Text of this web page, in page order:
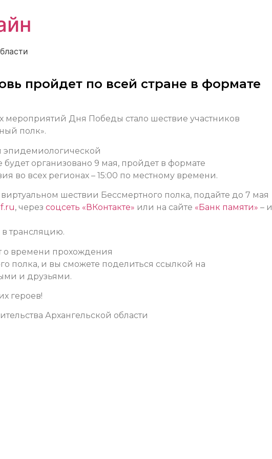
пройдет по всей стране в формате
мероприятий Дня Победы стало шествие участников
полк».
эпидемиологической
организовано 9 мая, пройдет в формате
во всех регионах – 15:00 по местному времени.
шествии Бессмертного полка, подайте до 7 мая
, через соцсеть «ВКонтакте» или на сайте «Банк памяти» – и
трансляцию.
о времени прохождения
полка, и вы сможете поделиться ссылкой на
и друзьями.
героев!
Архангельской области